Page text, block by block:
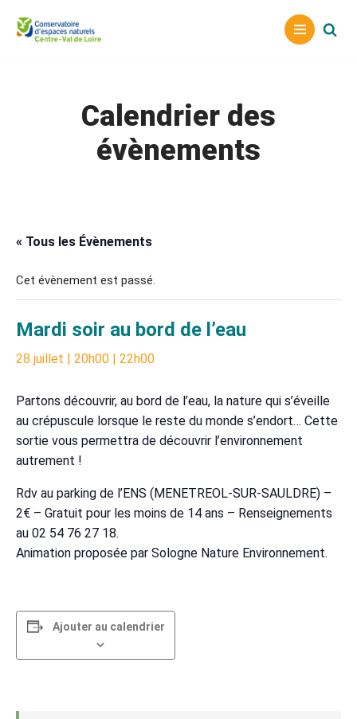
Aller
Calendrier des
évènements
« Tous les Évènements
Cet évènement est passé.
Mardi soir au bord de l’eau
28 juillet | 20h00 | 22h00
Partons découvrir, au bord de l’eau, la nature qui s’éveille
au crépuscule lorsque le reste du monde s’endort… Cette
sortie vous permettra de découvrir l’environnement
autrement !
Rdv au parking de l’ENS (MENETREOL-SUR-SAULDRE) –
2€ – Gratuit pour les moins de 14 ans – Renseignements
au 02 54 76 27 18.
Animation proposée par Sologne Nature Environnement.
Ajouter au calendrier